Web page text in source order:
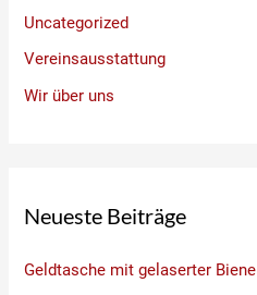
Uncategorized
Vereinsausstattung
Wir über uns
Neueste Beiträge
Geldtasche mit gelaserter Biene